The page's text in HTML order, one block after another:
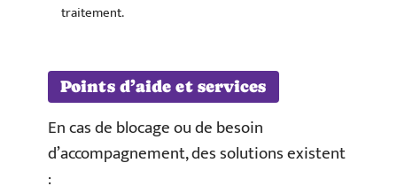
traitement.
Points d’aide et services
En cas de blocage ou de besoin
d’accompagnement, des solutions existent
: